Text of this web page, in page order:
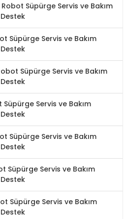
Süpürge Servis ve Bakım
Süpürge Servis ve Bakım
Süpürge Servis ve Bakım
Servis ve Bakım
Süpürge Servis ve Bakım
Süpürge Servis ve Bakım
Süpürge Servis ve Bakım